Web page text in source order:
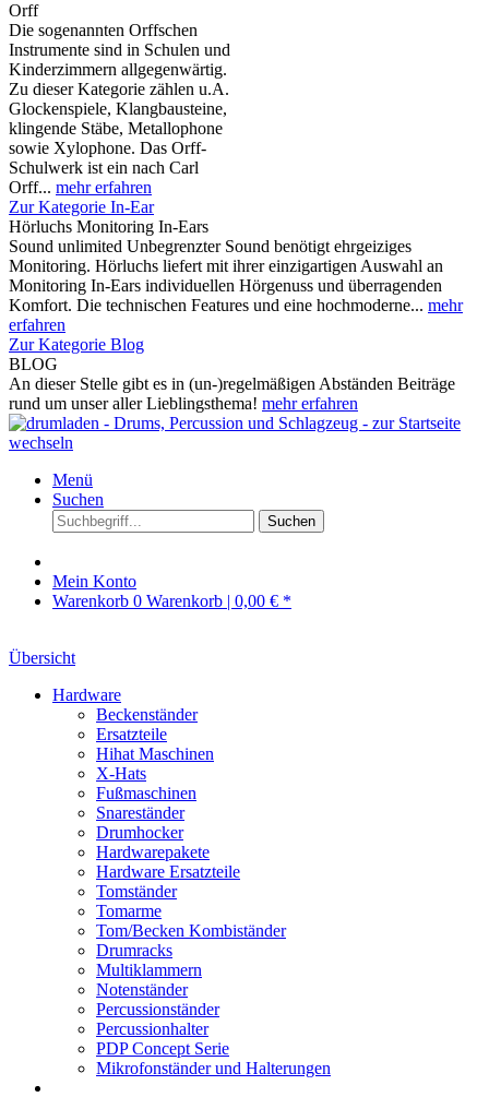
Orff
Die sogenannten Orffschen
Instrumente sind in Schulen und
Kinderzimmern allgegenwärtig.
Zu dieser Kategorie zählen u.A.
Glockenspiele, Klangbausteine,
klingende Stäbe, Metallophone
sowie Xylophone. Das Orff-
Schulwerk ist ein nach Carl
Orff... mehr erfahren
Zur Kategorie In-Ear
Hörluchs Monitoring In-Ears
Sound unlimited Unbegrenzter Sound benötigt ehrgeiziges
Monitoring. Hörluchs liefert mit ihrer einzigartigen Auswahl an
Monitoring In-Ears individuellen Hörgenuss und überragenden
Komfort. Die technischen Features und eine hochmoderne... mehr
erfahren
Zur Kategorie Blog
BLOG
An dieser Stelle gibt es in (un-)regelmäßigen Abständen Beiträge
rund um unser aller Lieblingsthema! mehr erfahren
Menü
Suchen
Suchen
Mein Konto
Warenkorb 0 Warenkorb | 0,00 € *
Übersicht
Hardware
Beckenständer
Ersatzteile
Hihat Maschinen
X-Hats
Fußmaschinen
Snareständer
Drumhocker
Hardwarepakete
Hardware Ersatzteile
Tomständer
Tomarme
Tom/Becken Kombiständer
Drumracks
Multiklammern
Notenständer
Percussionständer
Percussionhalter
PDP Concept Serie
Mikrofonständer und Halterungen